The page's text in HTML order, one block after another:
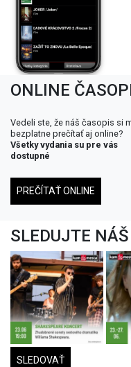
ONLINE
Vedeli ste, že náš časopis si
bezplatne prečítať aj online?
Všetky vydania su pre vás
dostupné
PREČÍTAŤ ONLINE
SLEDUJTE
SLEDOVAŤ